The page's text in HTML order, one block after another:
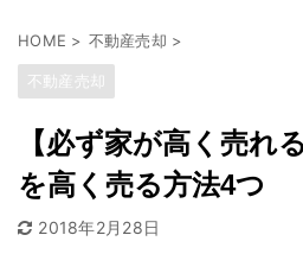
HOME > 不動産売却 >
不動産売却
【必ず家が高く売れ
を高く売る方法4つ
2018年2月28日